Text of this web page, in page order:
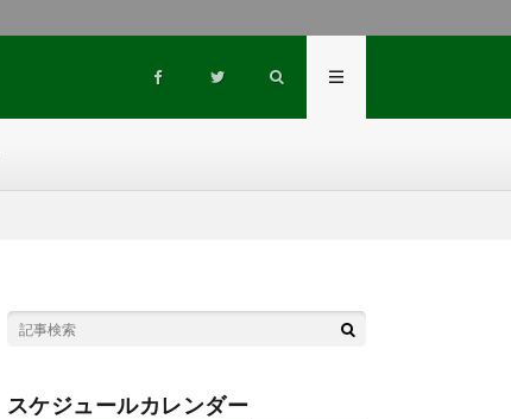
スケジュールカレンダー